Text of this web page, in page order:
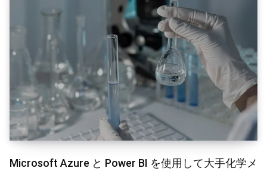
Microsoft Azure と Power BI を使用して大手化学メ